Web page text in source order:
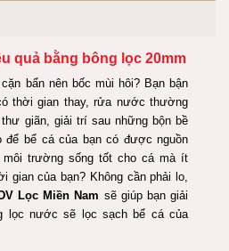
quả bằng bông lọc 20mm
bẩn nên bốc mùi hôi? Bạn bận
thời gian thay, rửa nước thường
giãn, giải trí sau những bộn bề
để bể cá của bạn có được nguồn
trường sống tốt cho cá mà ít
gian của bạn? Không cần phải lo,
Lọc Miền Nam sẽ giúp bạn giải
lọc nước sẽ lọc sạch bể cá của